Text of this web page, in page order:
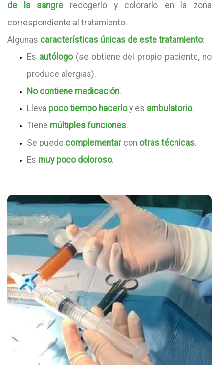
de la sangre recogerlo y colorarlo en la zona
correspondiente al tratamiento.
Algunas características únicas de este tratamiento:
Es autólogo(se obtiene del propio paciente, no
produce alergias).
No contiene medicación.
Lleva poco tiempo hacerloy es ambulatorio.
Tiene múltiples funciones.
Se puede complementarcon otras técnicas.
Es muy poco doloroso.